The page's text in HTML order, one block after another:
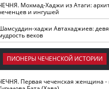
Мохмад-Хаджи из Атаги:
и ингушей
хаджи Автахаджиев:
веков
ПИОНЕРЫ ЧЕЧЕНСКОЙ ИСТОРИИ
Первая чеченская женщина -